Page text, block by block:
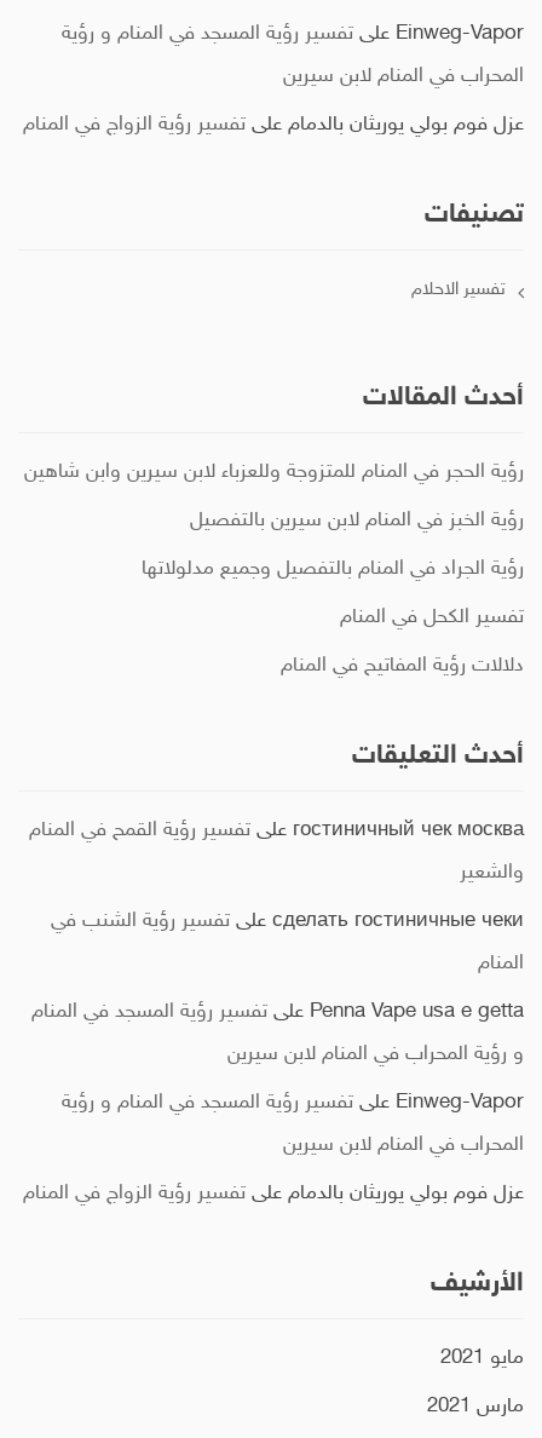
Einweg-Vapor على تفسير رؤية المسجد في المنام و رؤية
المحراب في المنام لابن سيرين
عزل فوم بولي يوريثان بالدمام على تفسير رؤية الزواج في المنام
تصنيفات
تفسير الاحلام
أحدث المقالات
رؤية الحجر في المنام للمتزوجة وللعزباء لابن سيرين وابن شاهين
رؤية الخبز في المنام لابن سيرين بالتفصيل
رؤية الجراد في المنام بالتفصيل وجميع مدلولاتها
تفسير الكحل في المنام
دلالات رؤية المفاتيح في المنام
أحدث التعليقات
гостиничный чек москва على تفسير رؤية القمح في المنام
والشعير
сделать гостиничные чеки على تفسير رؤية الشنب في
المنام
Penna Vape usa e getta على تفسير رؤية المسجد في المنام
و رؤية المحراب في المنام لابن سيرين
Einweg-Vapor على تفسير رؤية المسجد في المنام و رؤية
المحراب في المنام لابن سيرين
عزل فوم بولي يوريثان بالدمام على تفسير رؤية الزواج في المنام
الأرشيف
مايو 2021
مارس 2021